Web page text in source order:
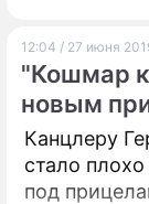
12:04 / 27 июня
"Кошмар
новым
Канцлеру
стало
под